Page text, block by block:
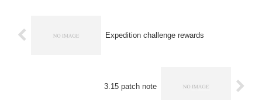
Expedition challenge rewards
3.15 patch note